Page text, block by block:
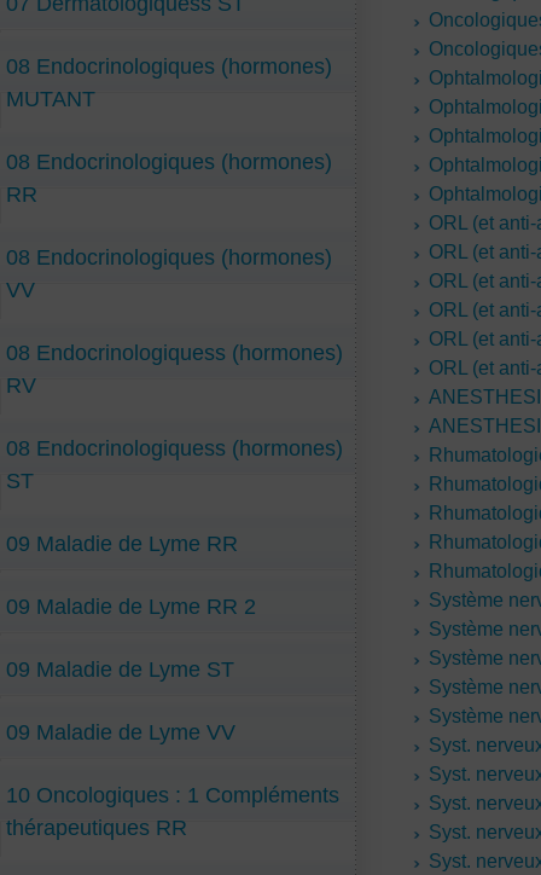
ORL (et
ORL (et
ORL (et
ORL (et
ORL (et
ORL (et
Système
Système
Système
Système
Système
Syst.
Syst.
Syst.
Syst.
Syst.
08 Endocrinologiques (hormones)
MUTANT
08 Endocrinologiques (hormones)
RR
08 Endocrinologiques (hormones)
VV
08 Endocrinologiquess (hormones)
RV
08 Endocrinologiquess (hormones)
ST
09 Maladie de Lyme RR
09 Maladie de Lyme RR 2
09 Maladie de Lyme ST
09 Maladie de Lyme VV
10 Oncologiques : 1 Compléments
thérapeutiques RR